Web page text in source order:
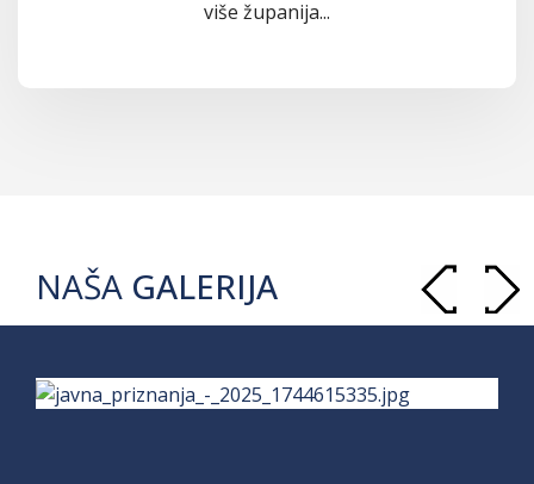
više županija...
NAŠA GALERIJA